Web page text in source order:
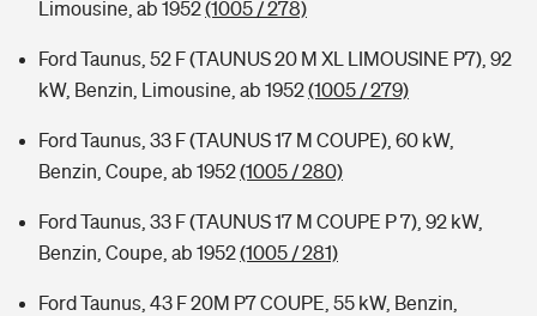
Limousine, ab 1952(1005 / 278)
Ford Taunus, 52 F (TAUNUS 20 M XL LIMOUSINE P7), 92
kW, Benzin, Limousine, ab 1952(1005 / 279)
Ford Taunus, 33 F (TAUNUS 17 M COUPE), 60 kW,
Benzin, Coupe, ab 1952(1005 / 280)
Ford Taunus, 33 F (TAUNUS 17 M COUPE P 7), 92 kW,
Benzin, Coupe, ab 1952(1005 / 281)
Ford Taunus, 43 F 20M P7 COUPE, 55 kW, Benzin,